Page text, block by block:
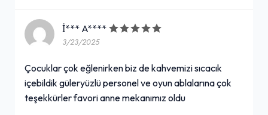
İ*** A****
3/23/2025
Çocuklar çok eğlenirken biz de kahvemizi sıcacık
içebildik güleryüzlü personel ve oyun ablalarına çok
teşekkürler favori anne mekanımız oldu